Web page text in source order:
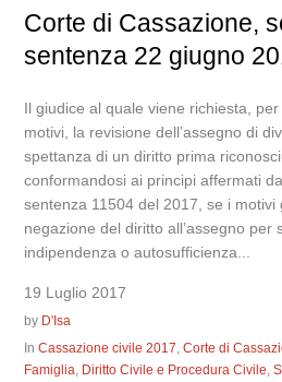
Corte di Cassazione,
sentenza 22 giugno
Il giudice al quale viene richiesta,
motivi, la revisione dell’assegno di
spettanza di un diritto prima
conformandosi ai principi affermati
sentenza 11504 del 2017, se i
negazione del diritto all’assegno per
indipendenza o autosufficienza...
19 Luglio 2017
by D'Isa
InCassazione civile 2017,Corte di
Famiglia, Diritto Civile e Procedura Civile,